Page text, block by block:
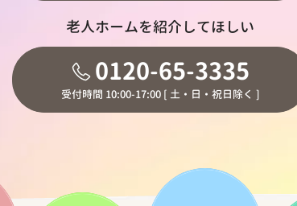
老人ホームを紹介してほしい
0120-65-3335
受付時間 10:00-17:00 [ 土・日・祝日除く ]